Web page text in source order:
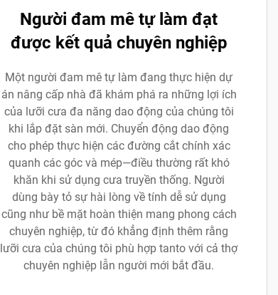
Người đam mê tự làm đạt
được kết quả chuyên nghiệp
Một người đam mê tự làm đang thực hiện dự
án nâng cấp nhà đã khám phá ra những lợi ích
của lưỡi cưa đa năng dao động của chúng tôi
khi lắp đặt sàn mới. Chuyển động dao động
cho phép thực hiện các đường cắt chính xác
quanh các góc và mép—điều thường rất khó
khăn khi sử dụng cưa truyền thống. Người
dùng bày tỏ sự hài lòng về tính dễ sử dụng
cũng như bề mặt hoàn thiện mang phong cách
chuyên nghiệp, từ đó khẳng định thêm rằng
lưỡi cưa của chúng tôi phù hợp tanto với cả thợ
chuyên nghiệp lẫn người mới bắt đầu.